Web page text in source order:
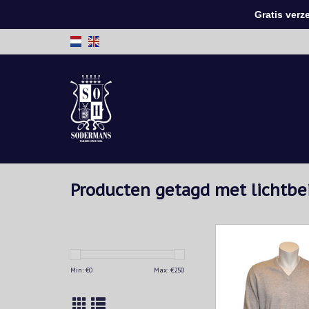
Producten getagd met
Min: €0 Max: €250
merinowol. Deze pull
licht, maar toch warm.
een casual outfit of
onder een vest voor
geklede stijl.
Gratis